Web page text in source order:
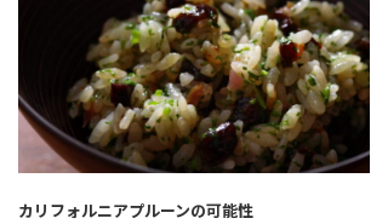
カリフォルニアプルーンの可能性